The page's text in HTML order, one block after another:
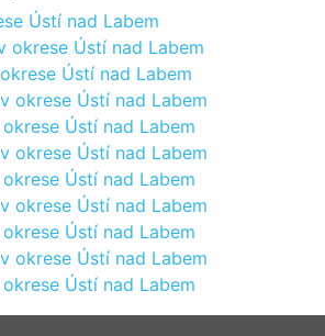
Ústí nad Labem
okrese Ústí nad Labem
Ústí nad Labem
okrese Ústí nad Labem
Ústí nad Labem
okrese Ústí nad Labem
Ústí nad Labem
okrese Ústí nad Labem
Ústí nad Labem
okrese Ústí nad Labem
Ústí nad Labem